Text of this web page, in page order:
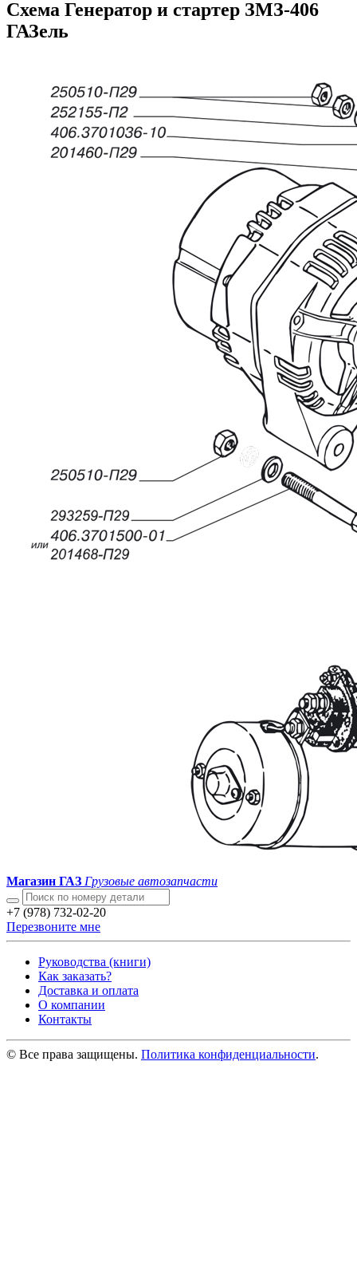
Схема Генератор и стартер ЗМЗ-406
ГАЗель
Магазин ГАЗ Грузовые автозапчасти
+7 (978) 732-02-20
Перезвоните мне
Руководства (книги)
Как заказать?
Доставка и оплата
О компании
Контакты
© Все права защищены. Политика конфиденциальности.